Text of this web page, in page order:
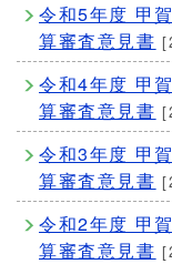
令和5年度 甲
算審査意見書
令和4年度 甲
算審査意見書
令和3年度 甲
算審査意見書
令和2年度 甲
算審査意見書